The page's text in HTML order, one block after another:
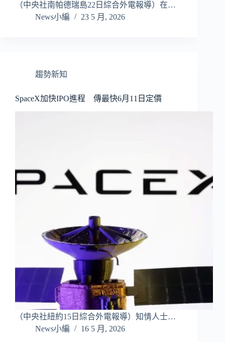
（中央社南帕德瑞島22日綜合外電報導）在…
News小編
23 5 月, 2026
趨勢新知
SpaceX加快IPO進程 傳最快6月11日定價
（中央社紐約15日綜合外電報導）知情人士…
News小編
16 5 月, 2026